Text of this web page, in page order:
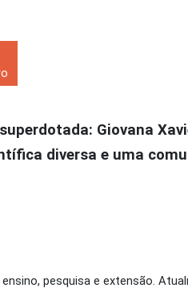
Giovana
diversa e uma
pesquisa e extensão.